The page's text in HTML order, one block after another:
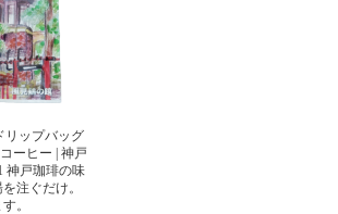
リップバッグ
ーヒー | 神戸
神戸珈琲の味
注ぐだけ。
。